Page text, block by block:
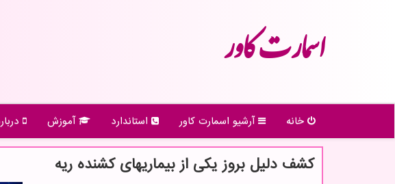
اسمارت كاور
خانه آرشیو اسمارت كاور استاندارد آموزش
كشف دلیل بروز یكی از بیماریهای كشنده ریه